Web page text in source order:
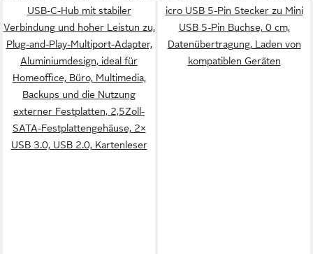
USB-C-Hub mit stabiler
Verbindung und hoher Leistun zu,
Plug-and-Play-Multiport-Adapter,
Aluminiumdesign, ideal für
Homeoffice, Büro, Multimedia,
Backups und die Nutzung
externer Festplatten, 2,5Zoll-
SATA-Festplattengehäuse, 2×
USB 3.0, USB 2.0, Kartenleser
icro USB 5-Pin Stecker zu Mini
USB 5-Pin Buchse, 0 cm,
Datenübertragung, Laden von
kompatiblen Geräten